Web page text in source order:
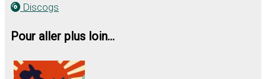
Discogs
Pour aller plus loin...